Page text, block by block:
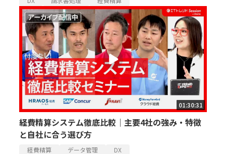
01:30:31
経費精算システム徹底比較｜主要4社の強み・特徴
と自社に合う選び方
経費精算 データ管理 DX